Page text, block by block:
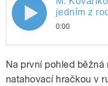
jedním z
pro
0:00
Na první pohled
natahovací hračkou v